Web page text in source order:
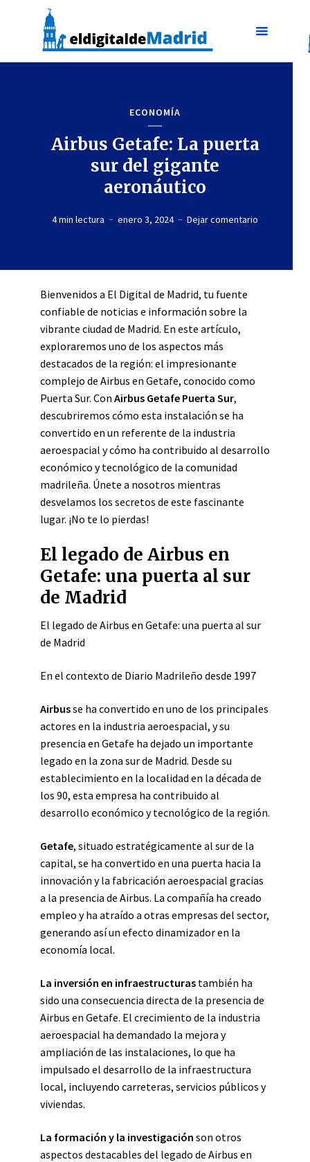
ECONOMÍA
Airbus Getafe: La puerta
sur del gigante
aeronáutico
4 min lectura enero 3, 2024 Dejar comentario
Bienvenidos a El Digital de Madrid, tu fuente
confiable de noticias e información sobre la
vibrante ciudad de Madrid. En este artículo,
exploraremos uno de los aspectos más
destacados de la región: el impresionante
complejo de Airbus en Getafe, conocido como
Puerta Sur. Con Airbus Getafe Puerta Sur,
descubriremos cómo esta instalación se ha
convertido en un referente de la industria
aeroespacial y cómo ha contribuido al desarrollo
económico y tecnológico de la comunidad
madrileña. Únete a nosotros mientras
desvelamos los secretos de este fascinante
lugar. ¡No te lo pierdas!
El legado de Airbus en
Getafe: una puerta al sur
de Madrid
El legado de Airbus en Getafe: una puerta al sur
de Madrid
En el contexto de Diario Madrileño desde 1997
Airbusse ha convertido en uno de los principales
actores en la industria aeroespacial, y su
presencia en Getafe ha dejado un importante
legado en la zona sur de Madrid. Desde su
establecimiento en la localidad en la década de
los 90, esta empresa ha contribuido al
desarrollo económico y tecnológico de la región.
Getafe, situado estratégicamente al sur de la
capital, se ha convertido en una puerta hacia la
innovación y la fabricación aeroespacial gracias
a la presencia de Airbus. La compañía ha creado
empleo y ha atraído a otras empresas del sector,
generando así un efecto dinamizador en la
economía local.
La inversión en infraestructuras también ha
sido una consecuencia directa de la presencia de
Airbus en Getafe. El crecimiento de la industria
aeroespacial ha demandado la mejora y
ampliación de las instalaciones, lo que ha
impulsado el desarrollo de la infraestructura
local, incluyendo carreteras, servicios públicos y
viviendas.
La formación y la investigación son otros
aspectos destacables del legado de Airbus en